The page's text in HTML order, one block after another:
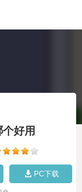
好用
PC下载